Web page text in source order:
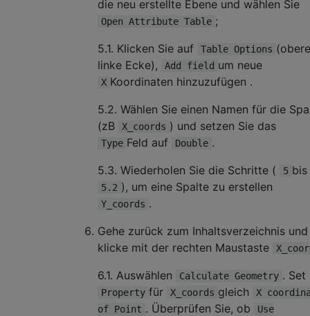
die neu erstellte Ebene und wählen Sie
Open Attribute Table ;
5.1. Klicken Sie auf
Table Options (obere
linke Ecke),
Add field um neue
X Koordinaten hinzuzufügen .
5.2. Wählen Sie einen Namen für die
(zB
X_coords ) und setzen Sie das
Type Feld auf Double .
5.3. Wiederholen Sie die Schritte (
5 bis
5.2 ), um eine Spalte zu erstellen
Y_coords .
Gehe zurück zum Inhaltsverzeichnis und
klicke mit der rechten Maustaste
6.1. Auswählen Calculate Geometry . Set
Property für X_coords gleich
X
of Point . Überprüfen Sie, ob
Use